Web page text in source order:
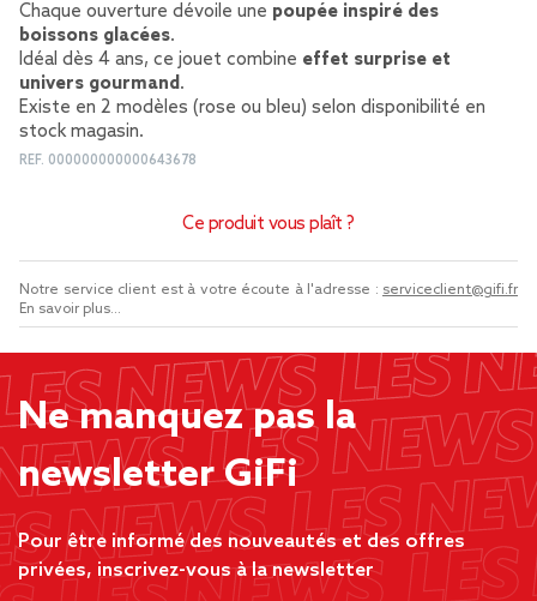
Chaque ouverture dévoile une poupée inspiré des
boissons glacées.
Idéal dès 4 ans, ce jouet combine effet surprise et
univers gourmand.
Existe en 2 modèles (rose ou bleu) selon disponibilité en
stock magasin.
REF. 000000000000643678
Ce produit vous plaît ?
Notre service client est à votre écoute à l'adresse : serviceclient@gifi.fr
En savoir plus...
Ne manquez pas la
newsletter GiFi
Pour être informé des nouveautés et des offres
privées, inscrivez-vous à la newsletter